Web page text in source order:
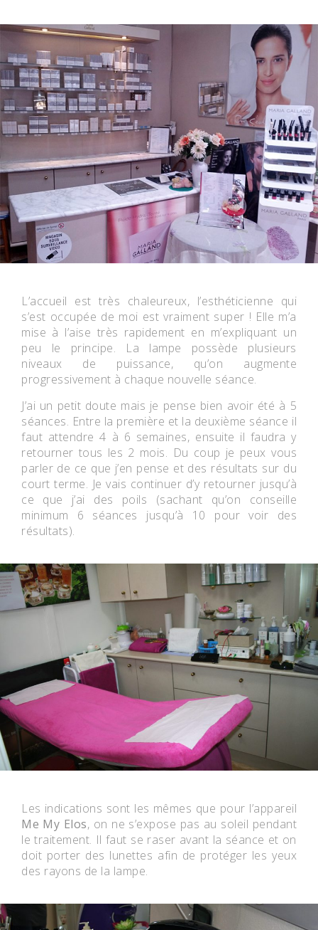
L’accueil est très chaleureux, l’esthéticienne qui
s’est occupée de moi est vraiment super ! Elle m’a
mise à l’aise très rapidement en m’expliquant un
peu le principe. La lampe possède plusieurs
niveaux de puissance, qu’on augmente
progressivement à chaque nouvelle séance.
J’ai un petit doute mais je pense bien avoir été à 5
séances. Entre la première et la deuxième séance il
faut attendre 4 à 6 semaines, ensuite il faudra y
retourner tous les 2 mois. Du coup je peux vous
parler de ce que j’en pense et des résultats sur du
court terme. Je vais continuer d’y retourner jusqu’à
ce que j’ai des poils (sachant qu’on conseille
minimum 6 séances jusqu’à 10 pour voir des
résultats).
Les indications sont les mêmes que pour l’appareil
Me My Elos, on ne s’expose pas au soleil pendant
le traitement. Il faut se raser avant la séance et on
doit porter des lunettes afin de protéger les yeux
des rayons de la lampe.